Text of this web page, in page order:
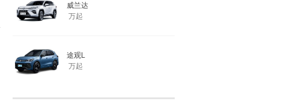
威兰达
万起
途观L
万起